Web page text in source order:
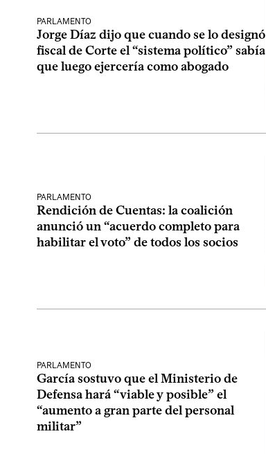
PARLAMENTO
Jorge Díaz dijo que cuando se lo designó
fiscal de Corte el “sistema político” sabía
que luego ejercería como abogado
PARLAMENTO
Rendición de Cuentas: la coalición
anunció un “acuerdo completo para
habilitar el voto” de todos los socios
PARLAMENTO
García sostuvo que el Ministerio de
Defensa hará “viable y posible” el
“aumento a gran parte del personal
militar”